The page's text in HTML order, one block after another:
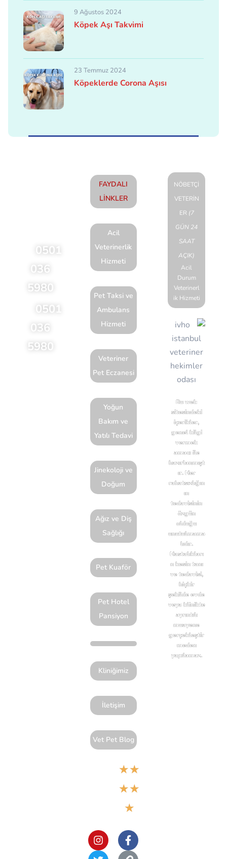
9 Ağustos 2024
Köpek Aşı Takvimi
23 Temmuz 2024
Köpeklerde Corona Aşısı
0501
036
5980
0501
036
5980
FAYDALI
LİNKLER
Acil
Veterinerlik
Hizmeti
Pet Taksi ve
Ambulans
Hizmeti
Veteriner
Pet Eczanesi
Yoğun
Bakım ve
Yatılı Tedavi
Jinekoloji ve
Doğum
Ağız ve Diş
Sağlığı
Pet Kuaför
Pet Hotel
Pansiyon
Kliniğimiz
İletişim
Vet Pet Blog
★★
★★
★
NÖBETÇİ
VETERİN
ER (7
GÜN 24
SAAT
AÇIK)
Acil
Durum
Veterinerl
ik Hizmeti
Bu web
sitesindeki
içerikler,
genel bilgi
vermek
amacı ile
hazırlanmışt
ır. Her
rahatsızlığın
ın
tedavisinin
özgün
olduğu
unutulmama
lıdır.
Hastalıkları
n kesin tanı
ve tedavisi,
hiçbir
şekilde evde
veya klinikte
ayrıntılı
muayene
gerçekleştir
meden
yapılamaz.